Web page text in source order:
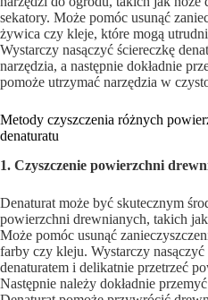
sekatory. Może pomóc usunąć
żywica czy kleje, które mogą
Wystarczy nasączyć ściereczkę
narzędzia, a następnie dokładnie
pomoże utrzymać narzędzia w
Metody czyszczenia różnych
denaturatu
1. Czyszczenie powierzchni
Denaturat może być skutecznym
powierzchni drewnianych, takich
Może pomóc usunąć
farby czy kleju. Wystarczy nasączyć
denaturatem i delikatnie przetrzeć
Następnie należy dokładnie